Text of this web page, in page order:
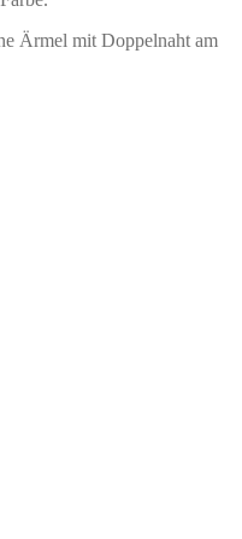
Ärmel mit Doppelnaht am